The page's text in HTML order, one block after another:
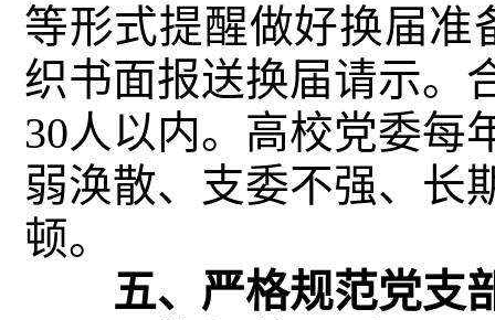
等形式提醒做好换届准
织书面报送换届请示。
30人以内。高校党委每
弱涣散、支委不强、长
顿。
五、严格规范党支